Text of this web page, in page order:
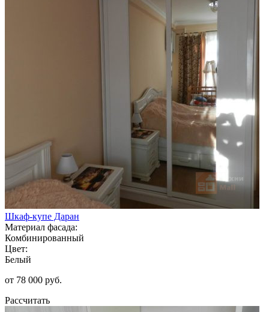
Шкаф-купе Даран
Материал фасада:
Комбинированный
Цвет:
Белый
от 78 000 руб.
Рассчитать